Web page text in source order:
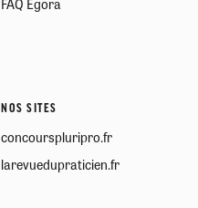
NOS SITES
concourspluripro.fr
larevuedupraticien.fr